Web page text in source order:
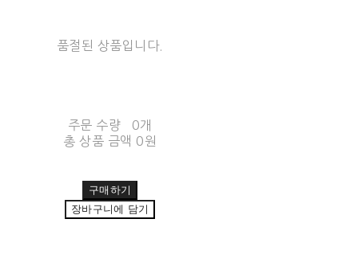
품절된 상품입니다.
주문 수량
0개
총 상품 금액 0원
구매하기
장바구니에 담기